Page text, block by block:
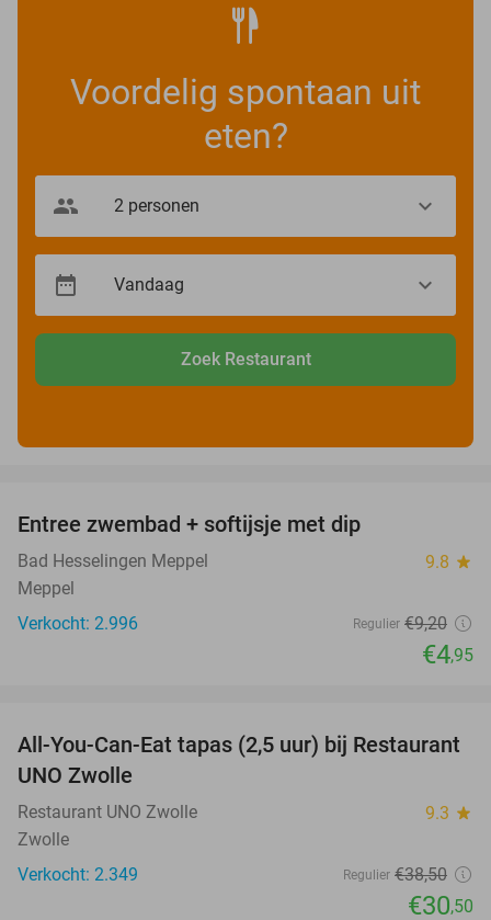
Voordelig spontaan uit
eten?
Zoek Restaurant
Entree zwembad + softijsje met dip
Bad Hesselingen Meppel 9.8 star
Meppel
Verkocht: 2.996
Regulier €9,20
€4,95
21%
All-You-Can-Eat tapas (2,5 uur) bij Restaurant
UNO Zwolle
Restaurant UNO Zwolle 9.3 star
Zwolle
Verkocht: 2.349
Regulier €38,50
€30,50